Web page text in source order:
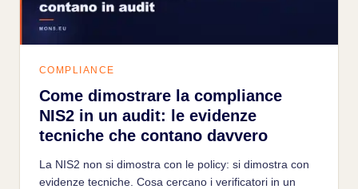
COMPLIANCE
Come dimostrare la compliance
NIS2 in un audit: le evidenze
tecniche che contano davvero
La NIS2 non si dimostra con le policy: si dimostra con
evidenze tecniche. Cosa cercano i verificatori in un